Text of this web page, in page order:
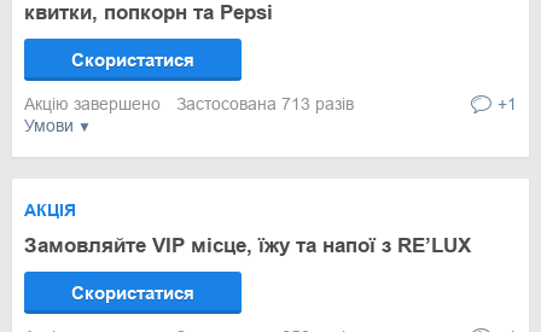
Умови
квитки, попкорн та Pepsi
Скористатися
Акцію завершено Застосована 713 разів +1
АКЦІЯ
Замовляйте VIP місце, їжу та напої з RE’LUX
Скористатися